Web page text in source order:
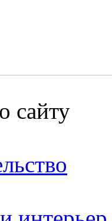
сайту